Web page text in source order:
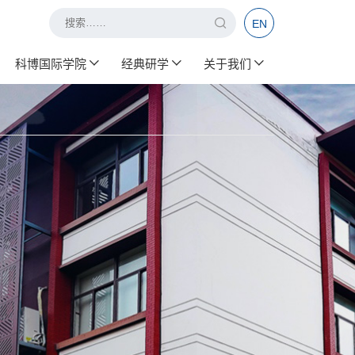
EN
科博国际学院 经典研学 关于我们